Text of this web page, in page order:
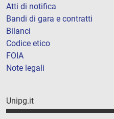
Atti di notifica
Bandi di gara e contratti
Bilanci
Codice etico
FOIA
Note legali
Unipg.it